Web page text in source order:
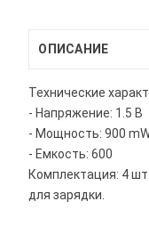
ОПИСАНИЕ
Технические
- Напряжение: 1.5 В
- Мощность: 900
- Емкость: 600
Комплектация: 4
для зарядки.